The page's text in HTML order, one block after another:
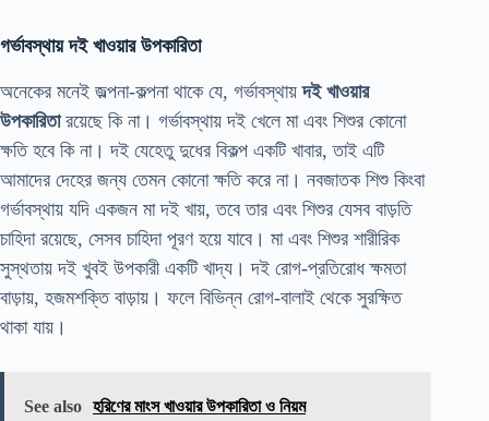
গর্ভাবস্থায় দই খাওয়ার উপকারিতা
অনেকের মনেই জল্পনা-কল্পনা থাকে যে, গর্ভাবস্থায়দই খাওয়ার
উপকারিতারয়েছে কি না। গর্ভাবস্থায় দই খেলে মা এবং শিশুর কোনো
ক্ষতি হবে কি না। দই যেহেতু দুধের বিকল্প একটি খাবার, তাই এটি
আমাদের দেহের জন্য তেমন কোনো ক্ষতি করে না। নবজাতক শিশু কিংবা
গর্ভাবস্থায় যদি একজন মা দই খায়, তবে তার এবং শিশুর যেসব বাড়তি
চাহিদা রয়েছে, সেসব চাহিদা পূরণ হয়ে যাবে। মা এবং শিশুর শারীরিক
সুস্থতায় দই খুবই উপকারী একটি খাদ্য। দই রোগ-প্রতিরোধ ক্ষমতা
বাড়ায়, হজমশক্তি বাড়ায়। ফলে বিভিন্ন রোগ-বালাই থেকে সুরক্ষিত
থাকা যায়।
See also হরিণের মাংস খাওয়ার উপকারিতা ও নিয়ম